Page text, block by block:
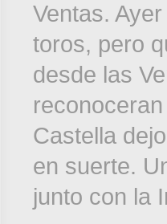
Ventas.
toros, pero
desde las
Castella
en suerte.
junto con la